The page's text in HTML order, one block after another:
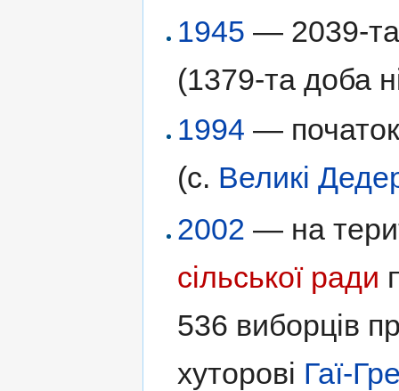
1945 — 2039-та
(1379-та доба
1994 — початок
(с. Великі
2002 — на
сільської ради
536 виборців
хуторові Гаї-